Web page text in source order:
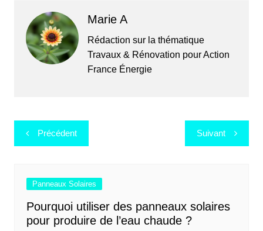
Marie A
Rédaction sur la thématique
Travaux & Rénovation pour Action
France Énergie
Navigation
de
Précédent Suivant
Panneaux Solaires
Pourquoi utiliser des panneaux solaires
pour produire de l’eau chaude ?